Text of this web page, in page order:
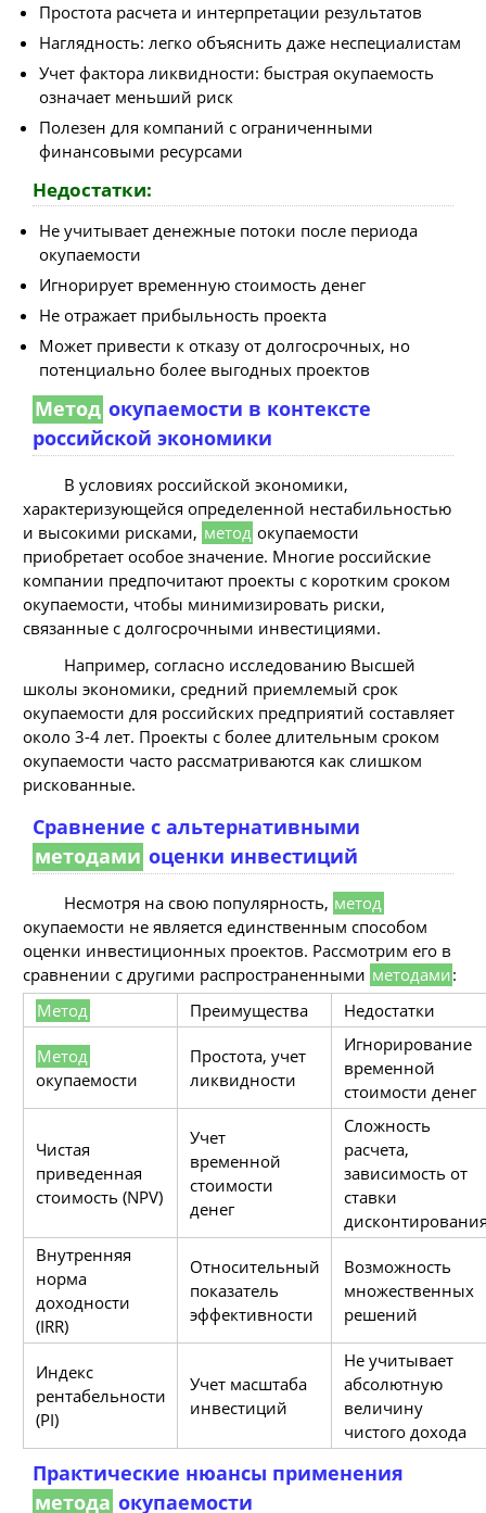
Простота расчета и интерпретации результатов
Наглядность: легко объяснить даже неспециалистам
Учет фактора ликвидности: быстрая окупаемость
означает меньший риск
Полезен для компаний с ограниченными
финансовыми ресурсами
Недостатки:
Не учитывает денежные потоки после периода
окупаемости
Игнорирует временную стоимость денег
Не отражает прибыльность проекта
Может привести к отказу от долгосрочных, но
потенциально более выгодных проектов
Метод окупаемости в контексте
российской экономики
В условиях российской экономики,
характеризующейся определенной нестабильностью
и высокими рисками, метод окупаемости
приобретает особое значение. Многие российские
компании предпочитают проекты с коротким сроком
окупаемости, чтобы минимизировать риски,
связанные с долгосрочными инвестициями.
Например, согласно исследованию Высшей
школы экономики, средний приемлемый срок
окупаемости для российских предприятий составляет
около 3-4 лет. Проекты с более длительным сроком
окупаемости часто рассматриваются как слишком
рискованные.
Сравнение с альтернативными
методами оценки инвестиций
Несмотря на свою популярность, метод
окупаемости не является единственным способом
оценки инвестиционных проектов. Рассмотрим его в
сравнении с другими распространенными методами:
Метод
Преимущества Недостатки
Метод
окупаемости
Простота, учет
ликвидности
Игнорирование
временной
стоимости денег
Чистая
приведенная
стоимость (NPV)
Учет
временной
стоимости
денег
Сложность
расчета,
зависимость от
ставки
Внутренняя
норма
доходности
(IRR)
Относительный
показатель
эффективности
Возможность
множественных
решений
Индекс
рентабельности
(PI)
Учет масштаба
инвестиций
Не учитывает
абсолютную
величину
чистого дохода
Практические нюансы применения
метода окупаемости